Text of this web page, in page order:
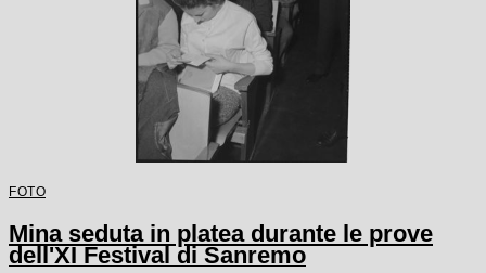
FOTO
Mina seduta in platea durante le prove
dell'XI Festival di Sanremo